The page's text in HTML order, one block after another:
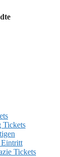
Tickets
Eintritt
Tickets